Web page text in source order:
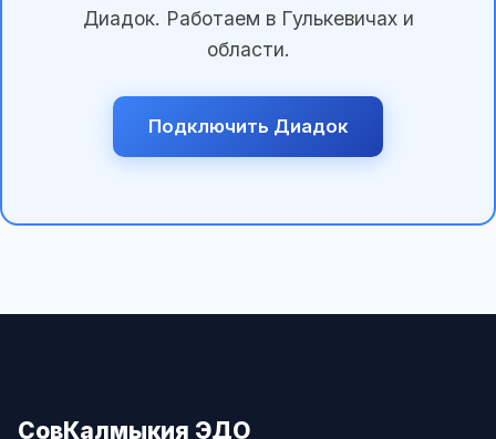
Диадок. Работаем в Гулькевичах и
области.
Подключить Диадок
СовКалмыкия ЭДО